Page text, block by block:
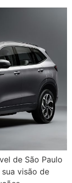
de São Paulo
visão de